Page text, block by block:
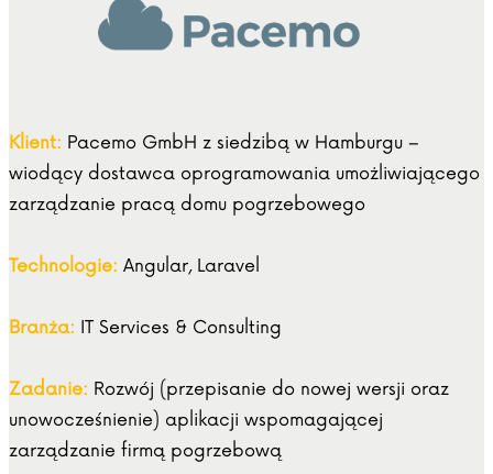
Klient: Pacemo GmbH z siedzibą w Hamburgu –
wiodący dostawca oprogramowania umożliwiającego
zarządzanie pracą domu pogrzebowego
Technologie: Angular, Laravel
Branża: IT Services & Consulting
Zadanie: Rozwój (przepisanie do nowej wersji oraz
unowocześnienie) aplikacji wspomagającej
zarządzanie firmą pogrzebową